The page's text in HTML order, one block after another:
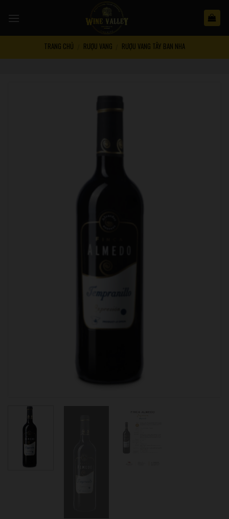
TRANG CHỦ RƯỢU VANG RƯỢU VANG TÂY BAN NHA